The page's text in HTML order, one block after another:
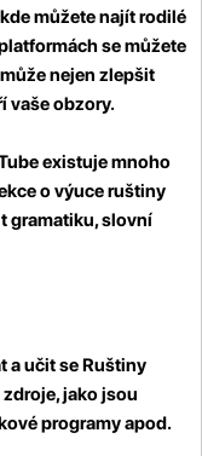
můžete najít rodilé
se můžete
nejen zlepšit
vaše obzory.
existuje mnoho
o výuce ruštiny
gramatiku, slovní
a učit se Ruštiny
jako jsou
programy apod.